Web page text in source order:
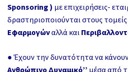
Sponsoring ) με επιχειρήσεις-
δραστηριοποιούνται στους
Εφαρμογώναλλά και
● Έχουν την δυνατότητα να
Ανθρώπινο Δυναμικό’’ μέσα από